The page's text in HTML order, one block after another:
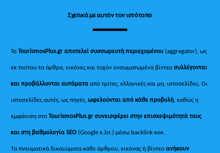
Σχετικά με αυτόν τον ιστότοπο
ΤοTourismosPlus.gr αποτελεί συσσωρευτή περιεχομένου (aggregator), ως
εκ τούτου τα άρθρα, εικόνες και τυχόν ενσωματωμένα βίντεοσυλλέγονται
και προβάλλονται αυτόματααπό τρίτες, ελληνικές και μη, ιστοσελίδες. Οι
ιστοσελίδες αυτές, ως πηγές,ωφελούνται από κάθε προβολή, καθώς η
εμφάνιση στοTourismosPlus.gr συνεισφέρει στην επισκεψιμότητά τους
και στη βαθμολογία SEO (Google κ.λπ.) μέσω backlink κοκ.
Τα πνευματικά δικαιώματα κάθε άρθρου, εικόνας ή βίντεοανήκουν